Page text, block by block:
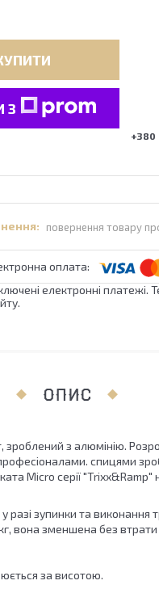
З
+380
повернення товару
електронні
ОПИС
з алюмінію.
спицями
Micro серії "Trixx&Ramp"
разі зупинки та виконання
вона зменшена без втрати
за висотою.